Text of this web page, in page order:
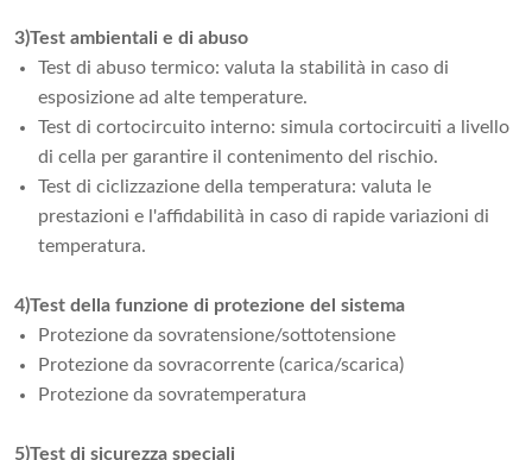
3)Test ambientali e di abuso
Test di abuso termico: valuta la stabilità in caso di
esposizione ad alte temperature.
Test di cortocircuito interno: simula cortocircuiti a livello
di cella per garantire il contenimento del rischio.
Test di ciclizzazione della temperatura: valuta le
prestazioni e l'affidabilità in caso di rapide variazioni di
temperatura.
4)Test della funzione di protezione del sistema
Protezione da sovratensione/sottotensione
Protezione da sovracorrente (carica/scarica)
Protezione da sovratemperatura
5)Test di sicurezza speciali